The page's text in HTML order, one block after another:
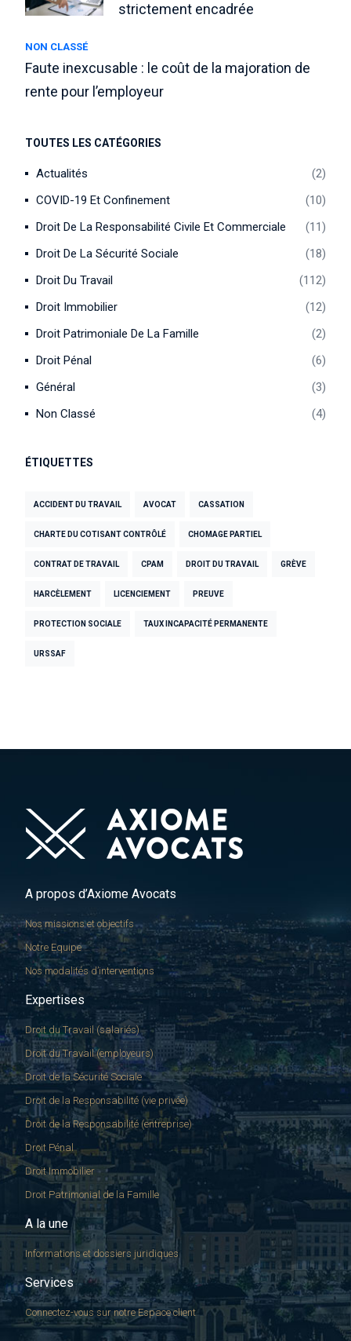
strictement encadrée
NON CLASSÉ
Faute inexcusable : le coût de la majoration de
rente pour l’employeur
TOUTES LES CATÉGORIES
Actualités
2
COVID-19 Et Confinement
10
Droit De La Responsabilité Civile Et Commerciale
11
Droit De La Sécurité Sociale
18
Droit Du Travail
112
Droit Immobilier
12
Droit Patrimoniale De La Famille
2
Droit Pénal
6
Général
3
Non Classé
4
ÉTIQUETTES
ACCIDENT DU TRAVAIL AVOCAT CASSATION
CHARTE DU COTISANT CONTRÔLÉ CHOMAGE PARTIEL
CONTRAT DE TRAVAIL CPAM DROIT DU TRAVAIL GRÈVE
HARCÈLEMENT LICENCIEMENT PREUVE
PROTECTION SOCIALE TAUX INCAPACITÉ PERMANENTE
URSSAF
A propos d’Axiome Avocats
Nos missions et objectifs
Notre Equipe
Nos modalités d’interventions
Expertises
Droit du Travail (salariés)
Droit du Travail (employeurs)
Droit de la Sécurité Sociale
Droit de la Responsabilité (vie privée)
Droit de la Responsabilité (entreprise)
Droit Pénal
Droit Immobilier
Droit Patrimonial de la Famille
A la une
Informations et dossiers juridiques
Services
Connectez-vous sur notre Espace client